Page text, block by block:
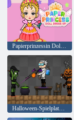
Papierprinzessin Doll verkleiden